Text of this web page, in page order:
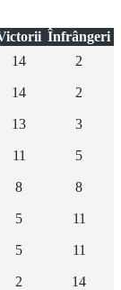
Înfrângeri
14 2
14 2
13 3
11 5
8 8
5 11
5 11
2 14